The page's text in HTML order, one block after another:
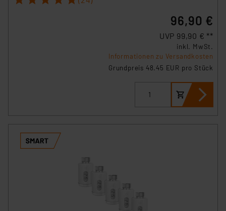
96,90 €
UVP 99,90 € **
inkl. MwSt.
Informationen zu Versandkosten
Grundpreis 48.45 EUR pro Stück